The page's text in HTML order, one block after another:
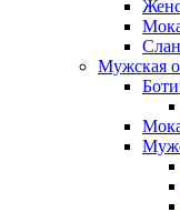
Мужская